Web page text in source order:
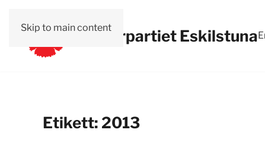
Skip to main contentVänsterpartiet Eskilstuna
Etikett: 2013